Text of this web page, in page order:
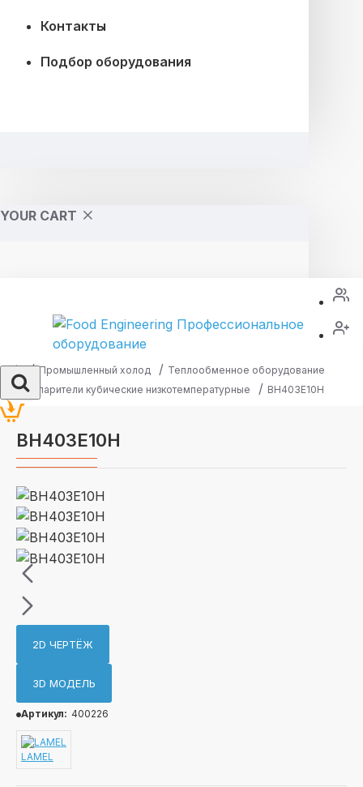
Контакты
Подбор оборудования
YOUR CART
Промышленный холод
Теплообменное оборудование
Испарители кубические низкотемпературные
BH403E10H
BH403E10H
2D ЧЕРТЁЖ
3D МОДЕЛЬ
Артикул: 400226
LAMEL